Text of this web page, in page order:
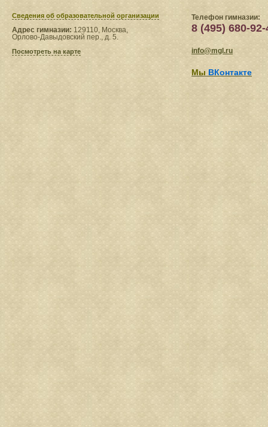
Сведения​ об образовательной организации
Адрес гимназии: 129110, Москва,
Орлово-Давыдовский пер., д. 5.
Посмотреть на карте
Телефон гимназии:
8 (495) 680-92-
info@mgl.ru
Мы ВКонтакте